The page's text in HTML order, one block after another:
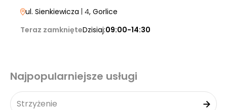
ul. Sienkiewicza | 4, Gorlice
Teraz zamknięteDzisiaj:09:00-14:30
Najpopularniejsze usługi
Strzyżenie